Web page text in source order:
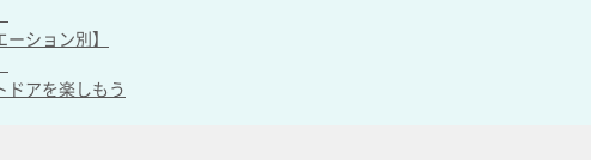
ション別】
ドアを楽しもう